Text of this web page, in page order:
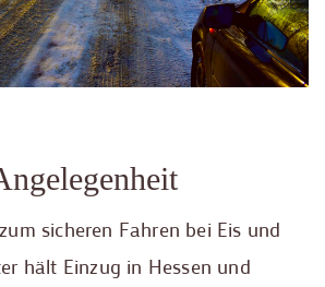
sicheren Fahren bei Eis und
hält Einzug in Hessen und